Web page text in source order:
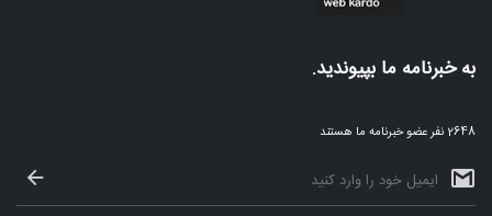
به خبرنامه ما بپیوندید.
2648 نفر عضو خبرنامه ما هستند